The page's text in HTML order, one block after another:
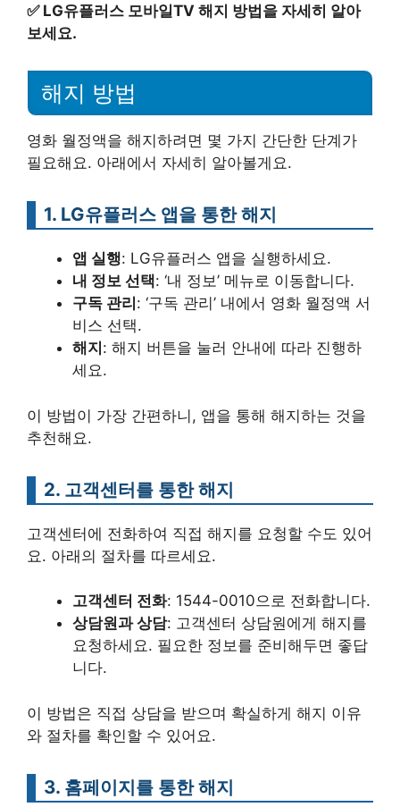
✅ LG유플러스 모바일TV 해지 방법을 자세히 알아
보세요.
해지 방법
영화 월정액을 해지하려면 몇 가지 간단한 단계가
필요해요. 아래에서 자세히 알아볼게요.
1. LG유플러스 앱을 통한 해지
앱 실행: LG유플러스 앱을 실행하세요.
내 정보 선택: ‘내 정보’ 메뉴로 이동합니다.
구독 관리 : ‘구독 관리’ 내에서 영화 월정액 서
비스 선택.
해지 : 해지 버튼을 눌러 안내에 따라 진행하
세요.
이 방법이 가장 간편하니, 앱을 통해 해지하는 것을
추천해요.
2. 고객센터를 통한 해지
고객센터에 전화하여 직접 해지를 요청할 수도 있어
요. 아래의 절차를 따르세요.
고객센터 전화: 1544-0010으로 전화합니다.
상담원과 상담: 고객센터 상담원에게 해지를
요청하세요. 필요한 정보를 준비해두면 좋답
니다.
이 방법은 직접 상담을 받으며 확실하게 해지 이유
와 절차를 확인할 수 있어요.
3. 홈페이지를 통한 해지